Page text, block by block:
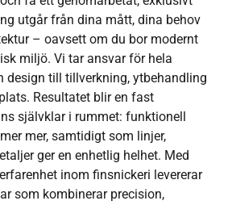
utgår från dina mått, dina behov
– oavsett om du bor modernt
miljö. Vi tar ansvar för hela
design till tillverkning, ytbehandling
Resultatet blir en fast
självklar i rummet: funktionell
mer, samtidigt som linjer,
ger en enhetlig helhet. Med
inom finsnickeri levererar
som kombinerar precision,